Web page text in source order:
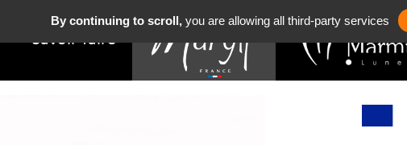
Savoir-faire
By continuing to scroll,you are allowing all third-party services